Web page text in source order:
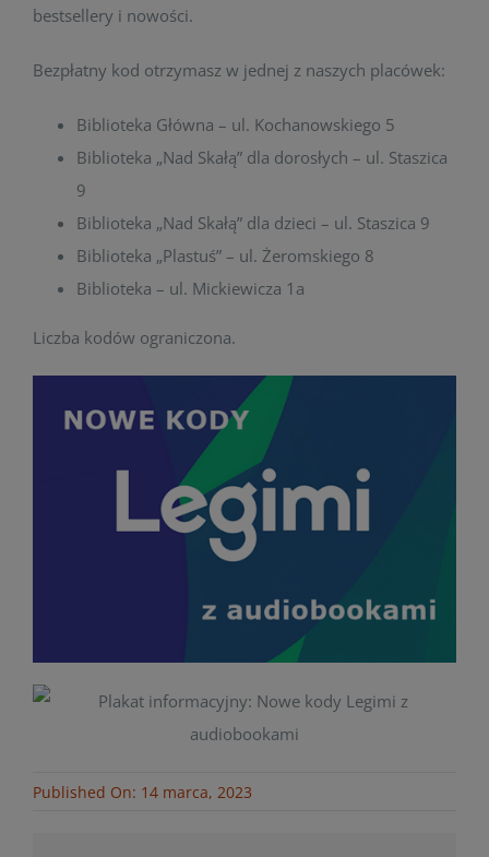
bestsellery i nowości.
Bezpłatny kod otrzymasz w jednej z naszych placówek:
Biblioteka Główna – ul. Kochanowskiego 5
Biblioteka „Nad Skałą” dla dorosłych – ul. Staszica
9
Biblioteka „Nad Skałą” dla dzieci – ul. Staszica 9
Biblioteka „Plastuś” – ul. Żeromskiego 8
Biblioteka – ul. Mickiewicza 1a
Liczba kodów ograniczona.
Published On: 14 marca, 2023